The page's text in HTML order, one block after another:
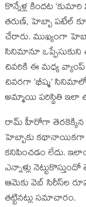
కొన్నేళ్ల కిందట
తరుణ్, హెబ్బా పటేల్‌
చేరారు. ముఖ్యంగా
సినిమానూ
చివరికి ఈ మధ్య
చివరగా ‘భీష్మ’
అమ్మాయి పరిస్థితి ఇలా
రామ్ హీరోగా తెరకెక్కిన
హెబ్బాకు కథానాయికగా
కనిపించడం లేదు.
ఎన్నాళ్లు
ఆమెకు వెబ్ సిరీస్‌ల
తట్టినట్లు సమాచారం.